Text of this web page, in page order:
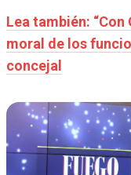
Lea también:
moral de los
concejal